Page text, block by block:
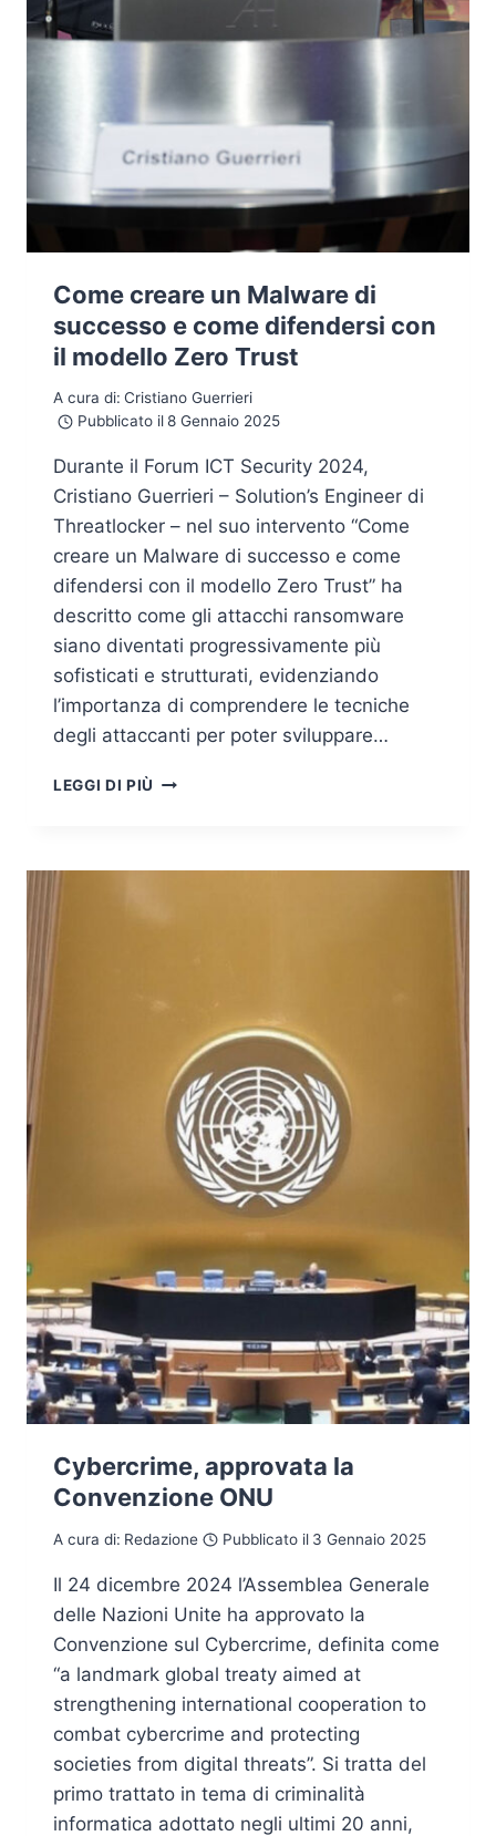
Come creare un Malware di
successo e come difendersi con
il modello Zero Trust
A cura di: Cristiano Guerrieri
Pubblicato il 8 Gennaio 2025
Durante il Forum ICT Security 2024,
Cristiano Guerrieri – Solution’s Engineer di
Threatlocker – nel suo intervento “Come
creare un Malware di successo e come
difendersi con il modello Zero Trust” ha
descritto come gli attacchi ransomware
siano diventati progressivamente più
sofisticati e strutturati, evidenziando
l’importanza di comprendere le tecniche
degli attaccanti per poter sviluppare…
LEGGI DI PIÙ COME
DI
MODELLO
ZERO
TRUST
Cybercrime, approvata la
Convenzione ONU
A cura di: Redazione Pubblicato il 3 Gennaio 2025
Il 24 dicembre 2024 l’Assemblea Generale
delle Nazioni Unite ha approvato la
Convenzione sul Cybercrime, definita come
“a landmark global treaty aimed at
strengthening international cooperation to
combat cybercrime and protecting
societies from digital threats”. Si tratta del
primo trattato in tema di criminalità
informatica adottato negli ultimi 20 anni,